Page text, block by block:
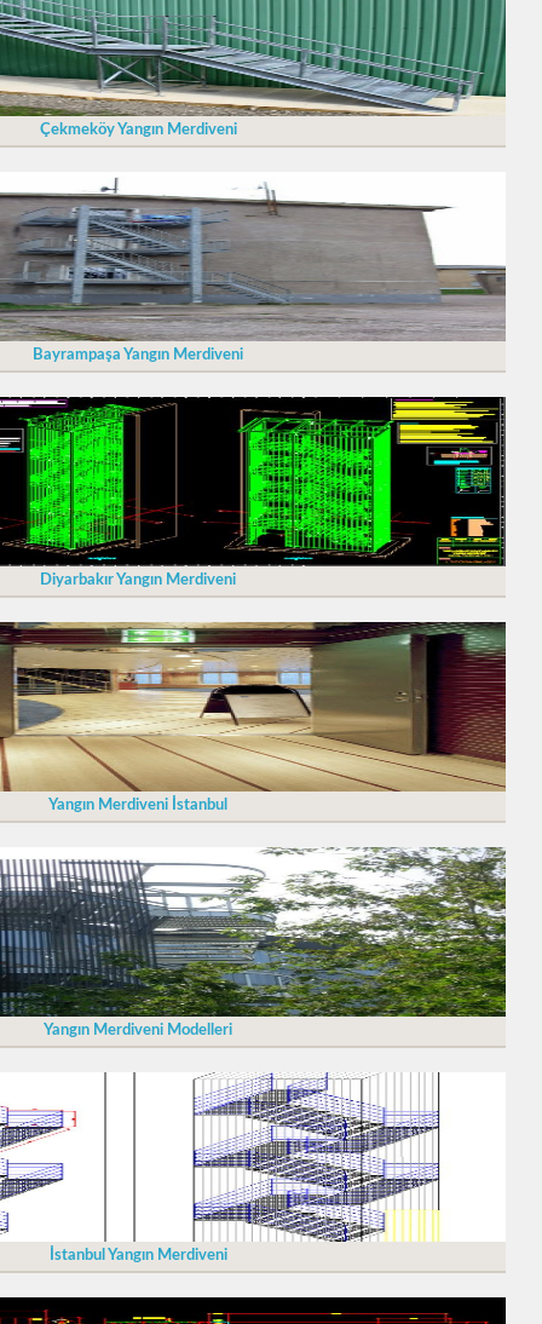
Çekmeköy Yangın Merdiveni
Bayrampaşa Yangın Merdiveni
Diyarbakır Yangın Merdiveni
Yangın Merdiveni İstanbul
Yangın Merdiveni Modelleri
İstanbul Yangın Merdiveni